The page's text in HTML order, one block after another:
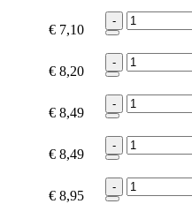
€ 7,10
-
€ 8,20
-
€ 8,49
-
€ 8,49
-
€ 8,95
-